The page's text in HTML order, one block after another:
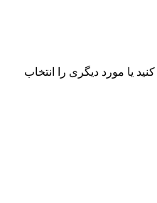
یا مورد دیگری را انتخاب